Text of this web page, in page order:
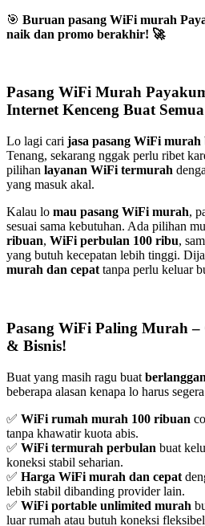
🎯 Buruan pasang WiFi murah
naik dan promo berakhir! 🚀
Pasang WiFi Murah
Internet Kenceng Buat
Lo lagi cari jasa pasang WiFi murah
Tenang, sekarang nggak perlu ribet
pilihan layanan WiFi termurah
yang masuk akal.
Kalau lo mau pasang WiFi murah,
sesuai sama kebutuhan. Ada pilihan
ribuan, WiFi perbulan 100 ribu,
yang butuh kecepatan lebih tinggi.
murah dan cepat tanpa perlu keluar
Pasang WiFi Paling Murah
& Bisnis!
Buat yang masih ragu buat
beberapa alasan kenapa lo harus
✅ WiFi rumah murah 100 ribuan
tanpa khawatir kuota abis.
✅ WiFi termurah perbulan buat
koneksi stabil seharian.
✅ Harga WiFi murah dan cepat
lebih stabil dibanding provider lain.
✅ WiFi portable unlimited murah
luar rumah atau butuh koneksi